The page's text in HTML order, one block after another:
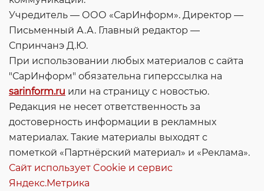
Учредитель — ООО «СарИнформ». Директор —
Письменный А.А. Главный редактор —
Спринчанэ Д.Ю.
При использовании любых материалов с сайта
"СарИнформ" обязательна гиперссылка на
sarinform.ru или на страницу с новостью.
Редакция не несет ответственность за
достоверность информации в рекламных
материалах. Такие материалы выходят с
пометкой «Партнёрский материал» и «Реклама».
Сайт использует Cookie и сервиc
Яндекс.Метрика